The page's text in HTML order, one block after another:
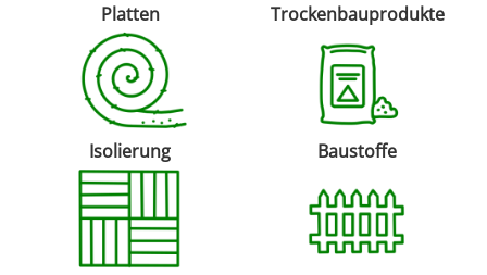
Platten Trockenbauprodukte
Isolierung Baustoffe